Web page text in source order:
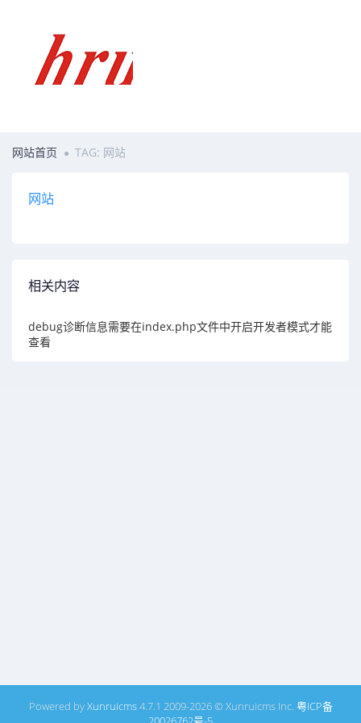
网站首页 TAG: 网站
网站
相关内容
debug诊断信息需要在index.php文件中开启开发者模式才能
查看
Powered byXunruicms4.7.1 2009-2026 © Xunruicms Inc. 粤ICP备